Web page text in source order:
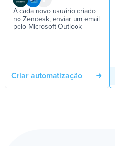
A cada novo usuário criado
no Zendesk, enviar um email
pelo Microsoft Outlook
Criar automatização